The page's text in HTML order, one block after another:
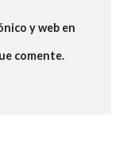
y web en
comente.